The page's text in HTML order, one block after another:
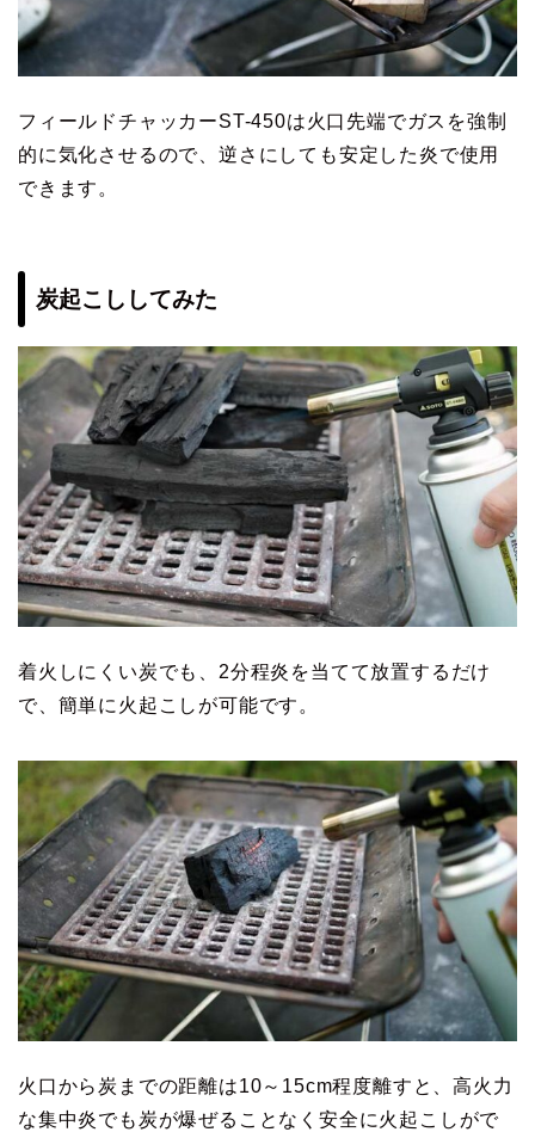
フィールドチャッカーST-450は火口先端でガスを強制
的に気化させるので、逆さにしても安定した炎で使用
できます。
炭起こししてみた
着火しにくい炭でも、2分程炎を当てて放置するだけ
で、簡単に火起こしが可能です。
火口から炭までの距離は10～15cm程度離すと、高火力
な集中炎でも炭が爆ぜることなく安全に火起こしがで